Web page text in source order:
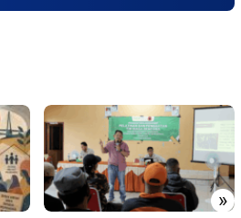
»